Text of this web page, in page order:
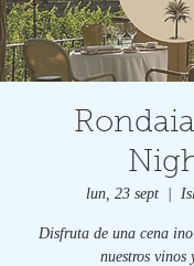
lun, 23 sept
Disfruta de una cena
nuestros vinos